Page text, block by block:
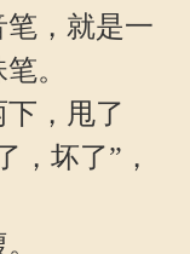
，就是一
。
，甩了
，坏了”，